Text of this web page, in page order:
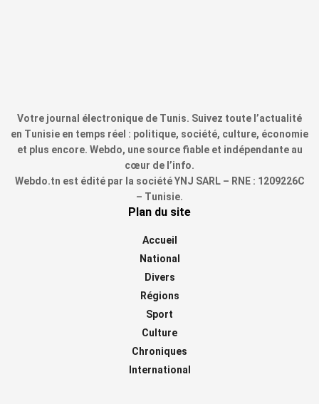
Votre journal électronique de Tunis. Suivez toute l’actualité
en Tunisie en temps réel : politique, société, culture, économie
et plus encore. Webdo, une source fiable et indépendante au
cœur de l’info.
Webdo.tn est édité par la société YNJ SARL – RNE : 1209226C
– Tunisie.
Plan du site
Accueil
National
Divers
Régions
Sport
Culture
Chroniques
International